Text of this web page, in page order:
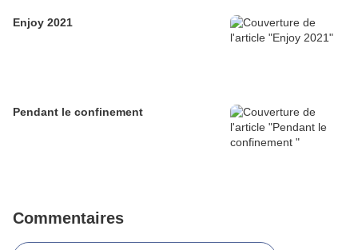
Enjoy 2021
Pendant le confinement
Commentaires